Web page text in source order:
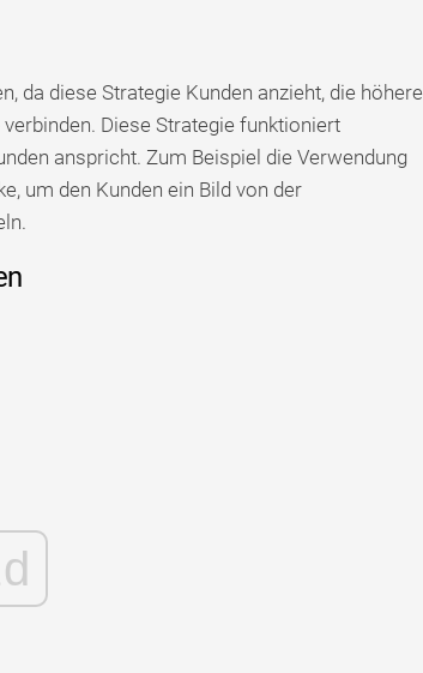
da diese Strategie Kunden anzieht, die höhere
Diese Strategie funktioniert
anspricht. Zum Beispiel die Verwendung
um den Kunden ein Bild von der